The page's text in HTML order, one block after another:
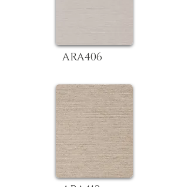
ARA406